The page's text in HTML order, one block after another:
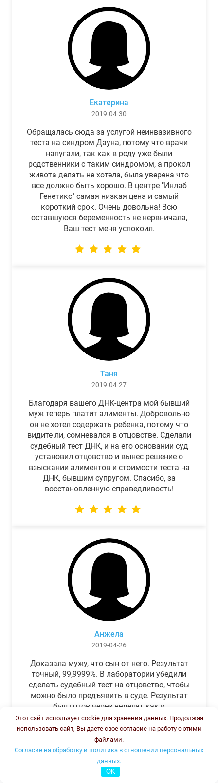
Екатерина
2019-04-30
Обращалась сюда за услугой неинвазивного
теста на синдром Дауна, потому что врачи
напугали, так как в роду уже были
родственники с таким синдромом, а прокол
живота делать не хотела, была уверена что
все должно быть хорошо. В центре "Инлаб
Генетикс" самая низкая цена и самый
короткий срок. Очень довольна! Всю
оставшуюся беременность не нервничала,
Ваш тест меня успокоил.
Таня
2019-04-27
Благодаря вашего ДНК-центра мой бывший
муж теперь платит алименты. Добровольно
он не хотел содержать ребенка, потому что
видите ли, сомневался в отцовстве. Сделали
судебный тест ДНК, и на его основании суд
установил отцовство и вынес решение о
взыскании алиментов и стоимости теста на
ДНК, бывшим супругом. Спасибо, за
восстановленную справедливость!
Анжела
2019-04-26
Доказала мужу, что сын от него. Результат
точный, 99,9999%. В лаборатории убедили
сделать судебный тест на отцовство, чтобы
можно было предъявить в суде. Результат
был готов через неделю, как и
обещали.Теперь муж бегает и извиняется.
Этот сайт использует cookie для хранения данных. Продолжая
использовать сайт, Вы даете свое согласие на работу с этими
файлами.
Согласие на обработку и политика в отношении персональных
данных.
OK